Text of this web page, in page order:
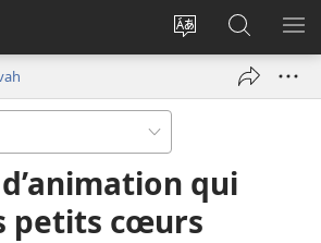
Changer
langue
Se
connecter
nouvelle
sur
JW.ORG
qui
petits cœurs